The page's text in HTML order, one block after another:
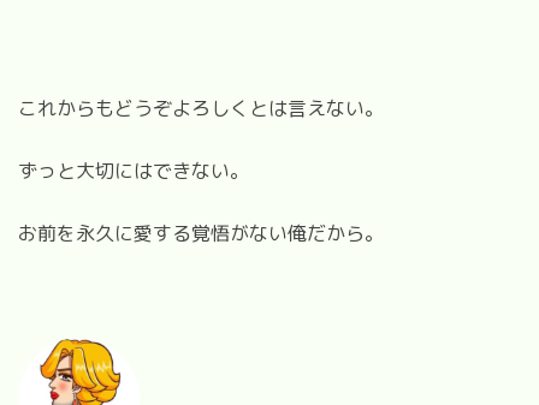
これからもどうぞよろしくとは言えない。
ずっと大切にはできない。
お前を永久に愛する覚悟がない俺だから。